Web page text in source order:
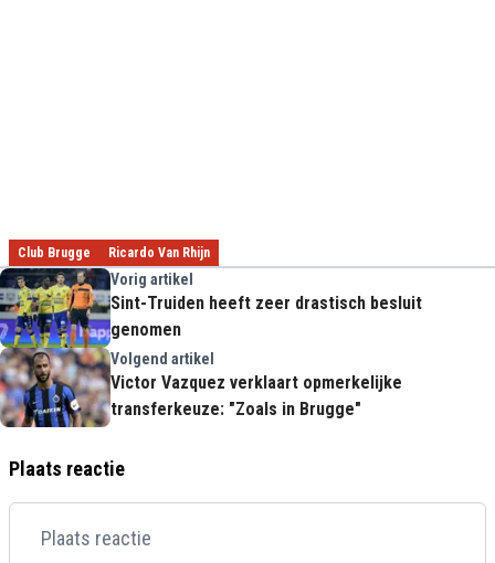
Club Brugge Ricardo Van Rhijn
Vorig artikel
Sint-Truiden heeft zeer drastisch besluit
genomen
Volgend artikel
Victor Vazquez verklaart opmerkelijke
transferkeuze: "Zoals in Brugge"
Plaats reactie